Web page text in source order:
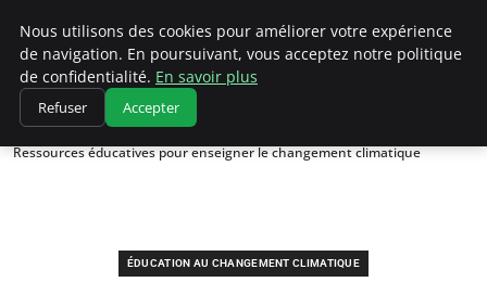
Climatedebtagents
Accueil
Éducation au changement climatique
Ressources éducatives pour enseigner le changement climatique
ÉDUCATION AU CHANGEMENT CLIMATIQUE
Nous utilisons des cookies pour améliorer votre expérience
de navigation. En poursuivant, vous acceptez notre politique
de confidentialité. En savoir plus
Refuser Accepter